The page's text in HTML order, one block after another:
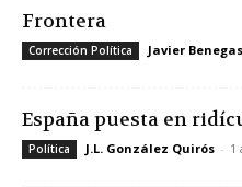
Frontera
Corrección Política Javier Benegas
España puesta en
Política J.L. González Quirós - 1